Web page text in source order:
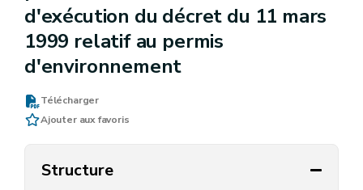
d'exécution du décret du 11 mars
1999 relatif au permis
d'environnement
Télécharger
Ajouter aux favoris
Structure